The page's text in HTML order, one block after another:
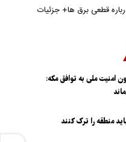
قطعی برق ها+ جزئیات
امنیت ملی به توافق مکه:
منطقه را ترک کنند